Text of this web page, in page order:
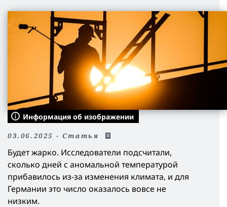
Информация об изображении
03.06.2025 - Статья
Будет жарко. Исследователи подсчитали,
сколько дней с аномальной температурой
прибавилось из-за изменения климата, и для
Германии это число оказалось вовсе не
низким.